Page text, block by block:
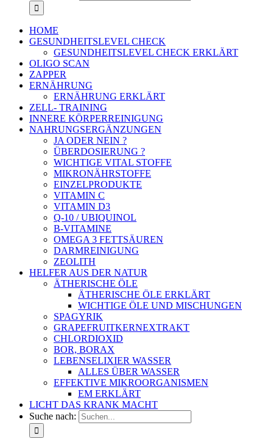
HOME
GESUNDHEITSLEVEL CHECK
GESUNDHEITSLEVEL CHECK ERKLÄRT
OLIGO SCAN
ZAPPER
ERNÄHRUNG
ERNÄHRUNG ERKLÄRT
ZELL- TRAINING
INNERE KÖRPERREINIGUNG
NAHRUNGSERGÄNZUNGEN
JA ODER NEIN ?
ÜBERDOSIERUNG ?
WICHTIGE VITAL STOFFE
MIKRONÄHRSTOFFE
EINZELPRODUKTE
VITAMIN C
VITAMIN D3
Q-10 / UBIQUINOL
B-VITAMINE
OMEGA 3 FETTSÄUREN
DARMREINIGUNG
ZEOLITH
HELFER AUS DER NATUR
ÄTHERISCHE ÖLE
ÄTHERISCHE ÖLE ERKLÄRT
WICHTIGE ÖLE UND MISCHUNGEN
SPAGYRIK
GRAPEFRUITKERNEXTRAKT
CHLORDIOXID
BOR, BORAX
LEBENSELIXIER WASSER
ALLES ÜBER WASSER
EFFEKTIVE MIKROORGANISMEN
EM ERKLÄRT
LICHT DAS KRANK MACHT
Suche nach: